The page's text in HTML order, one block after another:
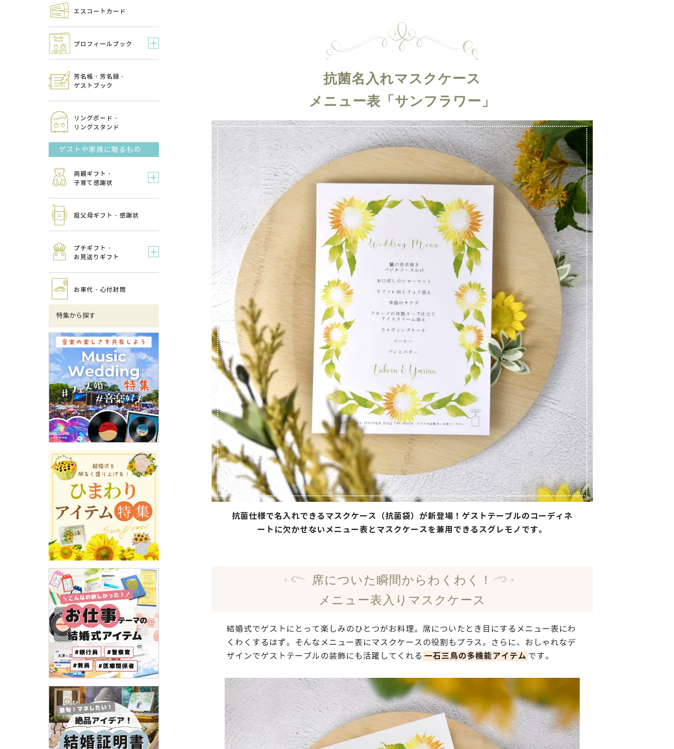
エスコートカード
プロフィールブック
芳名帳・芳名録・
ゲストブック
リングボード・
リングスタンド
ゲストや家族に贈るもの
両親ギフト・
子育て感謝状
祖父母ギフト・感謝状
プチギフト・
お見送りギフト
お車代・心付封筒
特集から探す
抗菌名入れマスクケース
メニュー表「サンフラワー」
抗菌仕様で名入れできるマスクケース（抗菌袋）が新登場！ゲストテーブルのコーディネ
ートに欠かせないメニュー表とマスクケースを兼用できるスグレモノです。
席についた瞬間からわくわく！
メニュー表入りマスクケース
結婚式でゲストにとって楽しみのひとつがお料理。席についたとき目にするメニュー表にわ
くわくするはず。そんなメニュー表にマスクケースの役割もプラス。さらに、おしゃれなデ
ザインでゲストテーブルの装飾にも活躍してくれる 一石三鳥の多機能アイテム です。